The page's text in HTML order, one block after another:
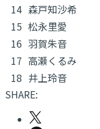
14 森戸知沙希
15 松永里愛
16 羽賀朱音
17 高瀬くるみ
18 井上玲音
SHARE: